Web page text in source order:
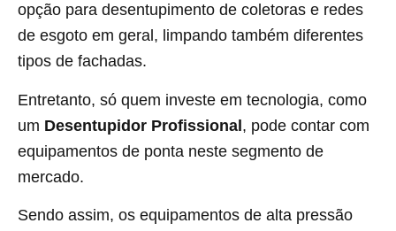
opção para desentupimento de coletoras e redes
de esgoto em geral, limpando também diferentes
tipos de fachadas.
Entretanto, só quem investe em tecnologia, como
um Desentupidor Profissional, pode contar com
equipamentos de ponta neste segmento de
mercado.
Sendo assim, os equipamentos de alta pressão